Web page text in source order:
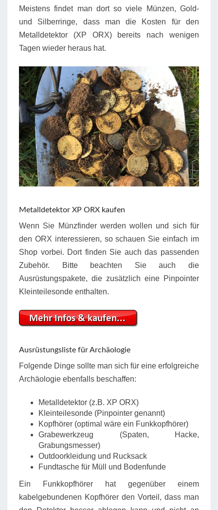
Meistens findet man dort so viele Münzen, Gold-
und Silberringe, dass man die Kosten für den
Metalldetektor (XP ORX) bereits nach wenigen
Tagen wieder heraus hat.
Metalldetektor XP ORX kaufen
Wenn Sie Münzfinder werden wollen und sich für
den ORX interessieren, so schauen Sie einfach im
Shop vorbei. Dort finden Sie auch das passenden
Zubehör. Bitte beachten Sie auch die
Ausrüstungspakete, die zusätzlich eine Pinpointer
Kleinteilesonde enthalten.
Ausrüstungsliste für Archäologie
Folgende Dinge sollte man sich für eine erfolgreiche
Archäologie ebenfalls beschaffen:
Metalldetektor (z.B. XP ORX)
Kleinteilesonde (Pinpointer genannt)
Kopfhörer (optimal wäre ein Funkkopfhörer)
Grabewerkzeug (Spaten, Hacke,
Grabungsmesser)
Outdoorkleidung und Rucksack
Fundtasche für Müll und Bodenfunde
Ein Funkkopfhörer hat gegenüber einem
kabelgebundenen Kopfhörer den Vorteil, dass man